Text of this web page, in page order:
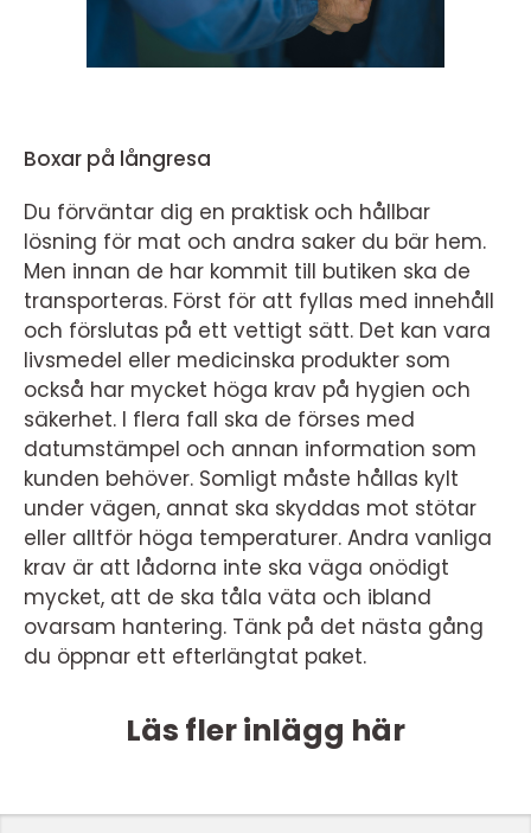
Boxar på långresa
Du förväntar dig en praktisk och hållbar
lösning för mat och andra saker du bär hem.
Men innan de har kommit till butiken ska de
transporteras. Först för att fyllas med innehåll
och förslutas på ett vettigt sätt. Det kan vara
livsmedel eller medicinska produkter som
också har mycket höga krav på hygien och
säkerhet. I flera fall ska de förses med
datumstämpel och annan information som
kunden behöver. Somligt måste hållas kylt
under vägen, annat ska skyddas mot stötar
eller alltför höga temperaturer. Andra vanliga
krav är att lådorna inte ska väga onödigt
mycket, att de ska tåla väta och ibland
ovarsam hantering. Tänk på det nästa gång
du öppnar ett efterlängtat paket.
Läs fler inlägg här